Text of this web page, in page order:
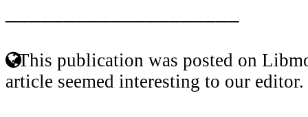
This publication was posted on
article seemed interesting to our editor.